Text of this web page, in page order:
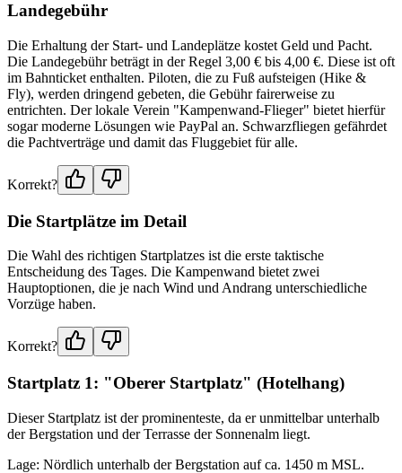
Landegebühr
Die Erhaltung der Start- und Landeplätze kostet Geld und Pacht.
Die Landegebühr beträgt in der Regel 3,00 € bis 4,00 €. Diese ist oft
im Bahnticket enthalten. Piloten, die zu Fuß aufsteigen (Hike &
Fly), werden dringend gebeten, die Gebühr fairerweise zu
entrichten. Der lokale Verein "Kampenwand-Flieger" bietet hierfür
sogar moderne Lösungen wie PayPal an. Schwarzfliegen gefährdet
die Pachtverträge und damit das Fluggebiet für alle.
Korrekt?
Die Startplätze im Detail
Die Wahl des richtigen Startplatzes ist die erste taktische
Entscheidung des Tages. Die Kampenwand bietet zwei
Hauptoptionen, die je nach Wind und Andrang unterschiedliche
Vorzüge haben.
Korrekt?
Startplatz 1: "Oberer Startplatz" (Hotelhang)
Dieser Startplatz ist der prominenteste, da er unmittelbar unterhalb
der Bergstation und der Terrasse der Sonnenalm liegt.
Lage: Nördlich unterhalb der Bergstation auf ca. 1450 m MSL.